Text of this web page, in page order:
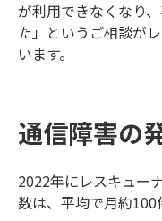
が利用できなくなり
た」というご相談が
います。
通信障害の
2022年にレスキュー
数は、平均で月約100